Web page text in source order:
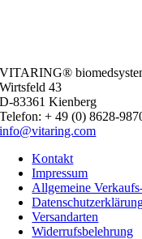
VITARING®
Wirtsfeld 43
D-83361 Kienberg
Telefon: + 49 (0) 8628-
info@vitaring.com
Kontakt
Impressum
Allgemeine
Versandarten
Widerrufsbelehrung